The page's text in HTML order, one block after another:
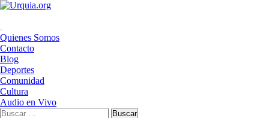
Saltar
Menú
principal
Quienes Somos
Contacto
Blog
Deportes
Comunidad
Cultura
Audio en Vivo
Buscar: